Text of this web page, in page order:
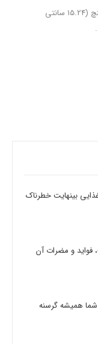
سرعت رشد موی انسان به طور متوسط 6 اینچ (15.24 سانتی
حد این 8 ماده غذایی بینهایت خطرناک
و مضرات آن
شما همیشه گرسنه